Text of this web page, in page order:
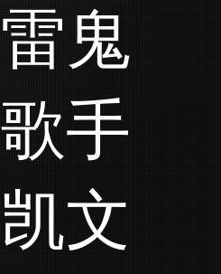
雷鬼
歌手
凯文